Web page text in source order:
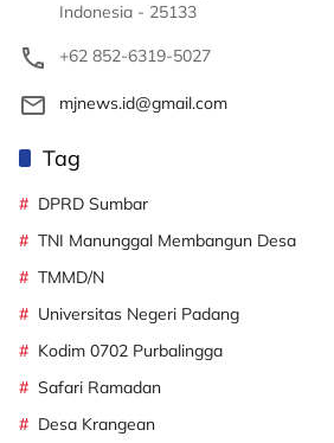
Indonesia - 25133
+62 852-6319-5027
mjnews.id@gmail.com
Tag
DPRD Sumbar
TNI Manunggal Membangun Desa
TMMD/N
Universitas Negeri Padang
Kodim 0702 Purbalingga
Safari Ramadan
Desa Krangean